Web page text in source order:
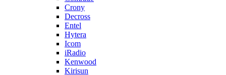
Crony
Decross
Entel
Hytera
Icom
iRadio
Kenwood
Kirisun